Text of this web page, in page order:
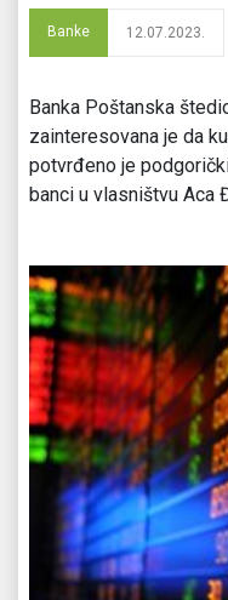
Banke 12.07.2023.
Banka Poštanska
zainteresovana je da
potvrđeno je
banci u vlasništvu Aca